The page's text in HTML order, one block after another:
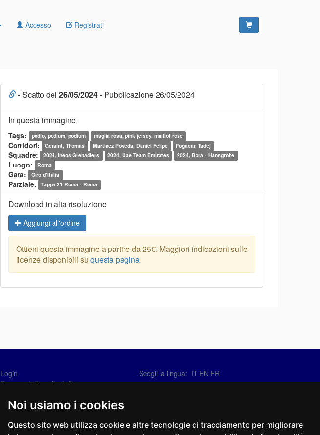
Noi usiamo i cookies
Questo sito web utilizza cookie e altre tecnologie di tracciamento per migliorare
Accesso Registrati
- Scatto del 26/05/2024- Pubblicazione 26/05/2024
In questa immagine
Tags: podio, podium, podium maglia rosa, pink jersey, maillot rose
Corridori: Geraint, Thomas Martinez Poveda, Daniel Felipe Pogacar, Tadej
Squadre: 2024, Ineos Grenadiers 2024, Uae Team Emirates 2024, Bora - Hansgrohe
Luogo: Roma
Gara: Giro d'Italia
Parziale: Tappa 21 Roma - Roma
Download in alta risoluzione
Aggiungi all'ordine
Ottieni questa immagine a partire da 25€. Maggiori indicazioni sulle
licenze disponibili su questa pagina
Login
Password dimenticata?
Scegli la lingua: IT EN FR
Social